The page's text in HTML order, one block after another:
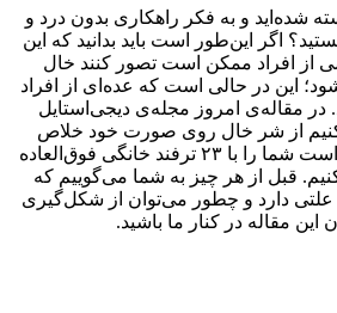
شده‌اید و به فکر راهکاری بدون درد و
اگر این‌طور است باید بدانید که این
از افراد ممکن است تصور کنند خال
این در حالی است که عده‌ای از افراد
در مقاله‌ی امروز مجله‌ی دیجی‌استایل
از شر خال روی صورت خود خلاص
شوید. در این مقاله قرار است شما را با ۲۳ ترفند خانگی فوق‌العاده
قبل از هر چیز به شما می‌گوییم که
دارد و چطور می‌توان از شکل‌گیری
این مقاله در کنار ما باشید.